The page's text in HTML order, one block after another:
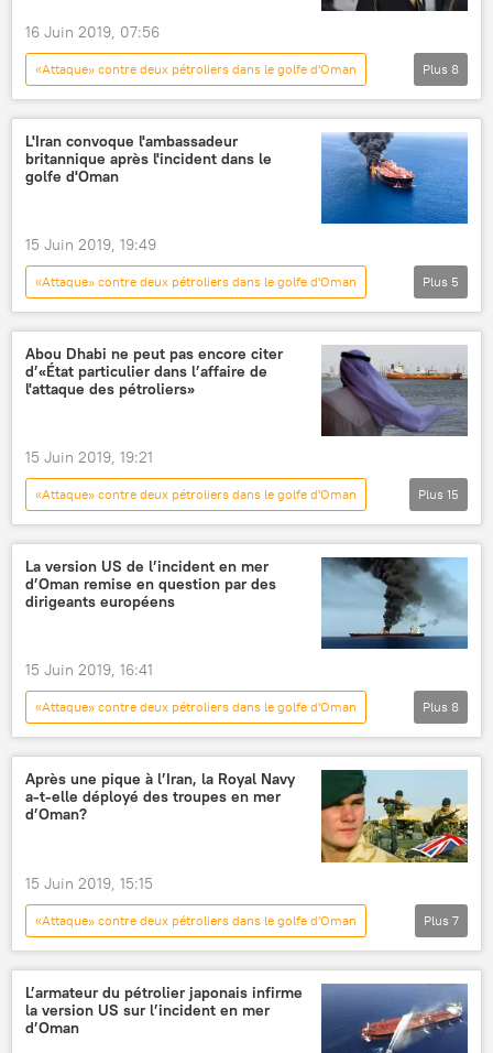
Détroit d'Ormuz
IRNA
États-Unis
mine
équipage
Mohammad Javad Zarif
Moscou
16 Juin 2019, 07:56
«Attaque» contre deux pétroliers dans le golfe d'Oman
International
Actualités
pétrolier
navires
attaque
Arabie Saoudite
Mohammed Ben Salman
Plus 8
L'Iran convoque l'ambassadeur
britannique après l'incident dans le
golfe d'Oman
15 Juin 2019, 19:49
«Attaque» contre deux pétroliers dans le golfe d'Oman
International
Actualités
Iran
Royaume-Uni
ambassadeur
Plus 5
Abou Dhabi ne peut pas encore citer
d’«État particulier dans l’affaire de
l'attaque des pétroliers»
15 Juin 2019, 19:21
«Attaque» contre deux pétroliers dans le golfe d'Oman
Actualités
International
Émirats Arabes Unis
pétrolier
Abdallah Ben Zayed Al-Nahyane
Russie
accusations responsabilité
Plus 15
La version US de l’incident en mer
d’Oman remise en question par des
dirigeants européens
15 Juin 2019, 16:41
«Attaque» contre deux pétroliers dans le golfe d'Oman
International
Actualités
États-Unis
Royaume-Uni
Iran
pétrolier
attaque
mer d'Arabie
Plus 8
Après une pique à l’Iran, la Royal Navy
a-t-elle déployé des troupes en mer
d’Oman?
15 Juin 2019, 15:15
«Attaque» contre deux pétroliers dans le golfe d'Oman
International
Actualités
Royaume-Uni
Royal Navy (Royaume-Uni)
mer d'Arabie
militaires
Plus 7
L’armateur du pétrolier japonais infirme
la version US sur l’incident en mer
d’Oman